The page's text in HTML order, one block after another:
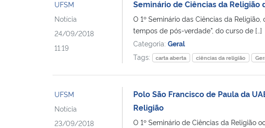
UFSM
Notícia
24/09/2018
11:19
Seminário de Ciências da
O 1º Seminário das Ciências da
tempos de pós-verdade”, do curso de […]
Categoria: Geral
Tags:
carta aberta ciências da religião
UFSM
Notícia
23/09/2018
Polo São Francisco de Paula da
Religião
O 1º Seminário de Ciências da Religião